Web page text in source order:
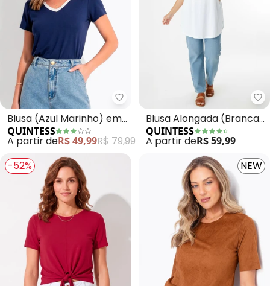
Quintess - Blusa (Azul
Blusa (Azul Marinho) em
Malha de Viscose
QUINTESS
A partir deR$ 49,99R$ 79,99
Blusa Alongada (Branca)
com Barra Arredondada
QUINTESS
A partir deR$ 59,99
-52% NEW